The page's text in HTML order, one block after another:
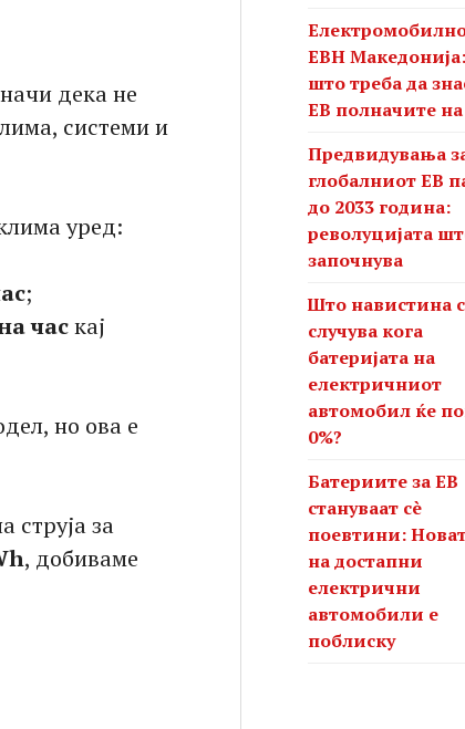
дека не
системи и
уред:
;
часкај
но ова е
струја за
, добиваме
ЕВН
што треба да
ЕВ полначите
Предвидувања
глобалниот ЕВ
до 2033 година:
револуцијата
започнува
Што навистина
случува кога
батеријата на
електричниот
автомобил ќе
0%?
Батериите за ЕВ
стануваат сè
поевтини:
на достапни
електрични
автомобили е
поблиску